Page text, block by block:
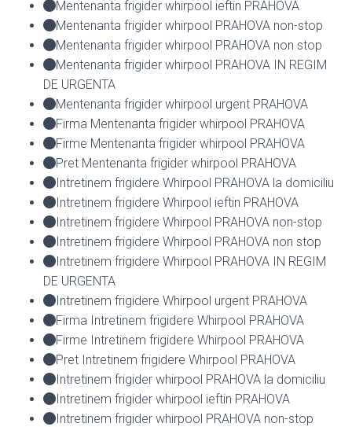
Mentenanta frigider whirpool ieftin PRAHOVA
Mentenanta frigider whirpool PRAHOVA non-stop
Mentenanta frigider whirpool PRAHOVA non stop
Mentenanta frigider whirpool PRAHOVA IN REGIM
DE URGENTA
Mentenanta frigider whirpool urgent PRAHOVA
Firma Mentenanta frigider whirpool PRAHOVA
Firme Mentenanta frigider whirpool PRAHOVA
Pret Mentenanta frigider whirpool PRAHOVA
Intretinem frigidere Whirpool PRAHOVA la domiciliu
Intretinem frigidere Whirpool ieftin PRAHOVA
Intretinem frigidere Whirpool PRAHOVA non-stop
Intretinem frigidere Whirpool PRAHOVA non stop
Intretinem frigidere Whirpool PRAHOVA IN REGIM
DE URGENTA
Intretinem frigidere Whirpool urgent PRAHOVA
Firma Intretinem frigidere Whirpool PRAHOVA
Firme Intretinem frigidere Whirpool PRAHOVA
Pret Intretinem frigidere Whirpool PRAHOVA
Intretinem frigider whirpool PRAHOVA la domiciliu
Intretinem frigider whirpool ieftin PRAHOVA
Intretinem frigider whirpool PRAHOVA non-stop